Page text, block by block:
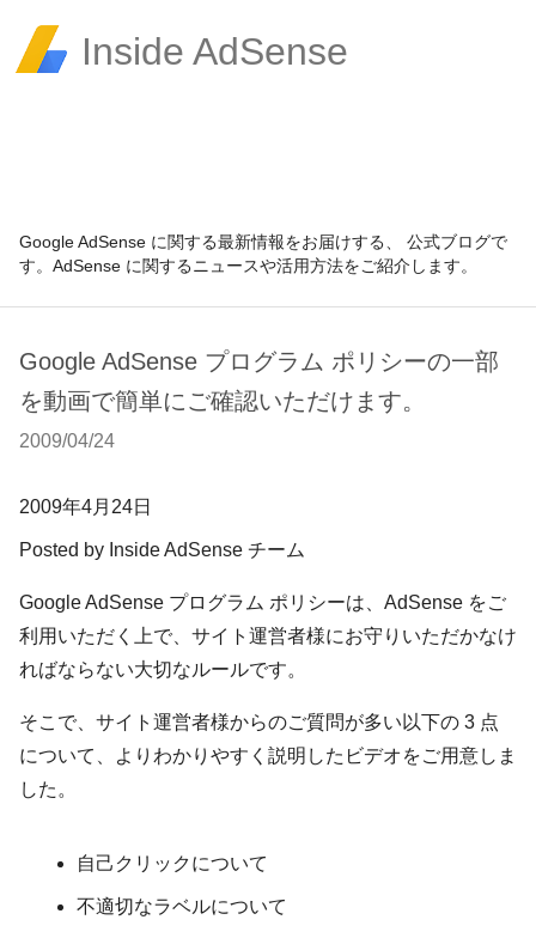
Inside AdSense
Google AdSense に関する最新情報をお届けする、 公式ブログで
す。AdSense に関するニュースや活用方法をご紹介します。
Google AdSense プログラム ポリシーの一部
を動画で簡単にご確認いただけます。
2009/04/24
2009年4月24日
Posted by Inside AdSense チーム
Google AdSense プログラム ポリシーは、AdSense をご
利用いただく上で、サイト運営者様にお守りいただかなけ
ればならない大切なルールです。
そこで、サイト運営者様からのご質問が多い以下の 3 点
について、よりわかりやすく説明したビデオをご用意しま
した。
自己クリックについて
不適切なラベルについて